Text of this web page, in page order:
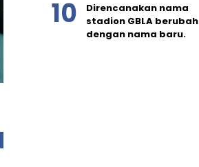
Direncanakan nama
stadion GBLA berubah
dengan nama baru.